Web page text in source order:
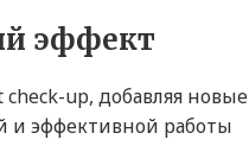
эффект
up, добавляя новые
и эффективной работы